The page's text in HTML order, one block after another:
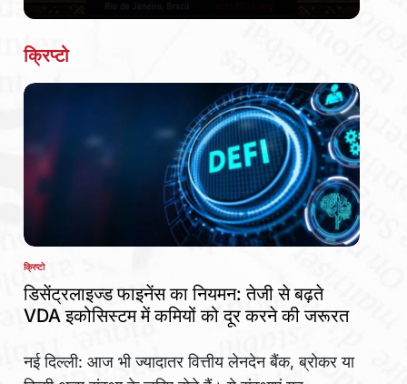
क्रिप्टो
POSTED
IN
क्रिप्टो
डिसेंट्रलाइज्ड फाइनेंस का नियमन: तेजी से बढ़ते
VDA इकोसिस्टम में कमियों को दूर करने की जरूरत
नई दिल्ली: आज भी ज्यादातर वित्तीय लेनदेन बैंक, ब्रोकर या